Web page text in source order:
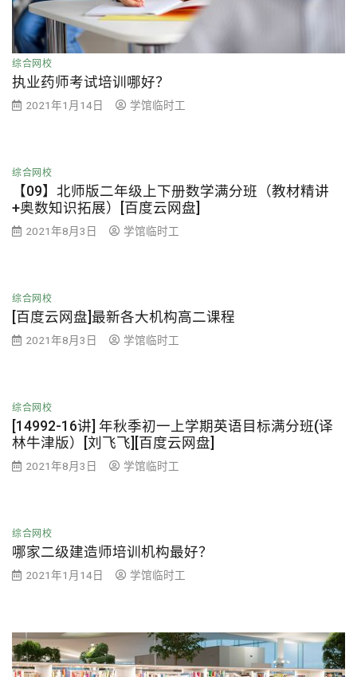
综合网校
执业药师考试培训哪好？
2021年1月14日 学馆临时工
综合网校
【09】北师版二年级上下册数学满分班（教材精讲
+奥数知识拓展）[百度云网盘]
2021年8月3日 学馆临时工
综合网校
[百度云网盘]最新各大机构高二课程
2021年8月3日 学馆临时工
综合网校
[14992-16讲] 年秋季初一上学期英语目标满分班(译
林牛津版）[刘飞飞][百度云网盘]
2021年8月3日 学馆临时工
综合网校
哪家二级建造师培训机构最好？
2021年1月14日 学馆临时工